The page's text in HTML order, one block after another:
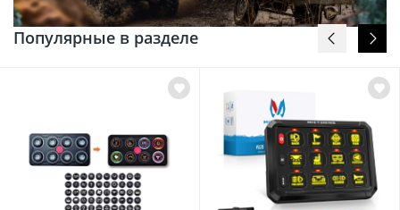
Популярные в разделе